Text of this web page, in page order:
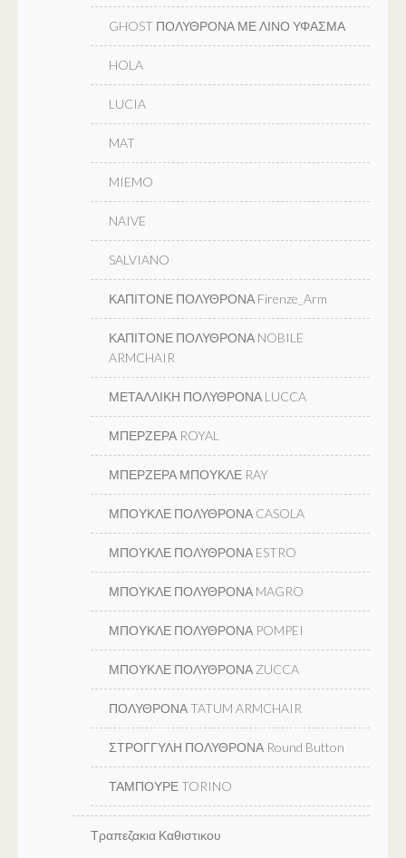
GHOST ΠΟΛΥΘΡΟΝΑ ΜΕ ΛΙΝΟ ΥΦΑΣΜΑ
HOLA
LUCIA
MAT
MIEMO
NAIVE
SALVIANO
ΚΑΠΙΤΟΝΕ ΠΟΛΥΘΡΟΝΑ Firenze_Arm
ΚΑΠΙΤΟΝΕ ΠΟΛΥΘΡΟΝΑ NOBILE
ARMCHAIR
ΜΕΤΑΛΛΙΚΗ ΠΟΛΥΘΡΟΝΑ LUCCA
ΜΠΕΡΖΕΡΑ ROYAL
ΜΠΕΡΖΕΡΑ ΜΠΟΥΚΛΕ RAY
ΜΠΟΥΚΛΕ ΠΟΛΥΘΡΟΝΑ CASOLA
ΜΠΟΥΚΛΕ ΠΟΛΥΘΡΟΝΑ ESTRO
ΜΠΟΥΚΛΕ ΠΟΛΥΘΡΟΝΑ MAGRO
ΜΠΟΥΚΛΕ ΠΟΛΥΘΡΟΝΑ POMPEI
ΜΠΟΥΚΛΕ ΠΟΛΥΘΡΟΝΑ ZUCCA
ΠΟΛΥΘΡΟΝΑ TATUM ARMCHAIR
ΣΤΡΟΓΓΥΛΗ ΠΟΛΥΘΡΟΝΑ Round Button
ΤΑΜΠΟΥΡΕ TORINO
Τραπεζακια Καθιστικου